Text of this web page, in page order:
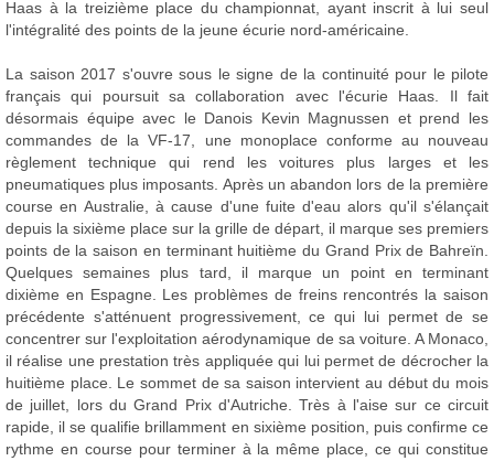
Haas à la treizième place du championnat, ayant inscrit à lui seul
l'intégralité des points de la jeune écurie nord-américaine.
La saison 2017 s'ouvre sous le signe de la continuité pour le pilote
français qui poursuit sa collaboration avec l'écurie Haas. Il fait
désormais équipe avec le Danois Kevin Magnussen et prend les
commandes de la VF-17, une monoplace conforme au nouveau
règlement technique qui rend les voitures plus larges et les
pneumatiques plus imposants. Après un abandon lors de la première
course en Australie, à cause d'une fuite d'eau alors qu'il s'élançait
depuis la sixième place sur la grille de départ, il marque ses premiers
points de la saison en terminant huitième du Grand Prix de Bahreïn.
Quelques semaines plus tard, il marque un point en terminant
dixième en Espagne. Les problèmes de freins rencontrés la saison
précédente s'atténuent progressivement, ce qui lui permet de se
concentrer sur l'exploitation aérodynamique de sa voiture. A Monaco,
il réalise une prestation très appliquée qui lui permet de décrocher la
huitième place. Le sommet de sa saison intervient au début du mois
de juillet, lors du Grand Prix d'Autriche. Très à l'aise sur ce circuit
rapide, il se qualifie brillamment en sixième position, puis confirme ce
rythme en course pour terminer à la même place, ce qui constitue